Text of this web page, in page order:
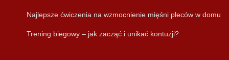
Najlepsze ćwiczenia na wzmocnienie mięśni pleców w domu
Trening biegowy – jak zacząć i unikać kontuzji?